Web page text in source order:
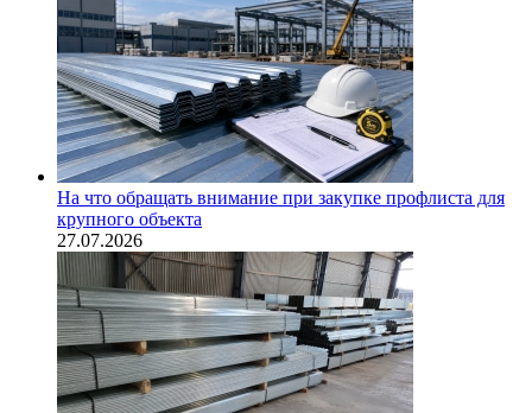
На что обращать внимание при закупке профлиста для
крупного объекта
27.07.2026